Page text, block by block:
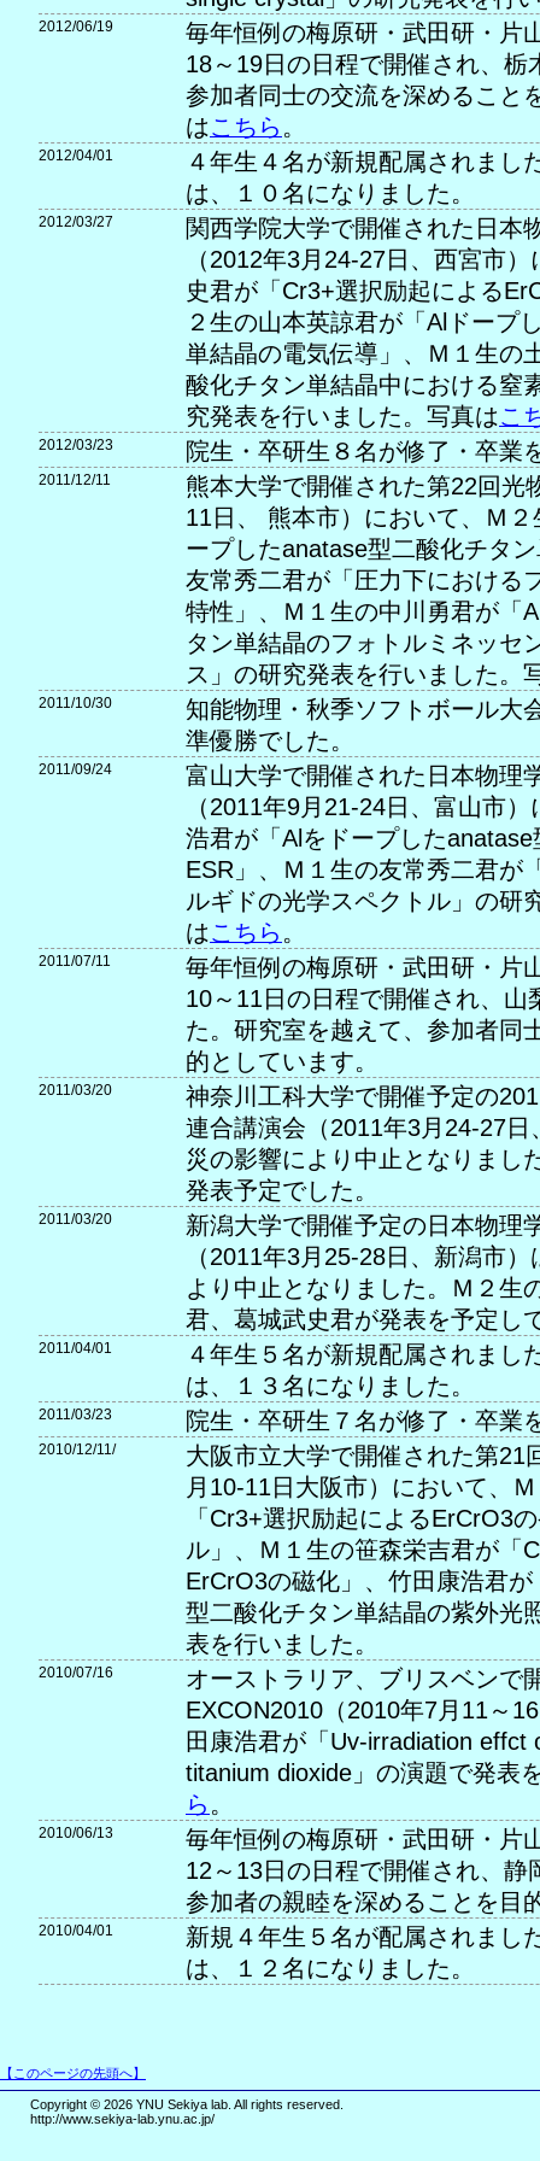
2012/06/19
毎年恒例の梅原研・武田研・片
18～19日の日程で開催され、
参加者同士の交流を深めること
はこちら 。
2012/04/01
４年生４名が新規配属されまし
は、１０名になりました。
2012/03/27
関西学院大学で開催された日本
（2012年3月24-27日、西宮市
史君が「Cr3+選択励起による
２生の山本英諒君が「Alドープ
単結晶の電気伝導」、Ｍ１生の
酸化チタン単結晶中における窒
究発表を行いました。写真はこ
2012/03/23 院生・卒研生８名が修了・卒業
2011/12/11
熊本大学で開催された第22回光
11日、 熊本市）において、Ｍ
ープしたanatase型二酸化チタ
友常秀二君が「圧力下における
特性」、Ｍ１生の中川勇君が「
タン単結晶のフォトルミネッセ
ス」の研究発表を行いました。
2011/10/30
知能物理・秋季ソフトボール大
準優勝でした。
2011/09/24
富山大学で開催された日本物理
（2011年9月21-24日、富山市
浩君が「Alをドープした
ESR」、Ｍ１生の友常秀二君が
ルギドの光学スペクトル」の研
はこちら 。
2011/07/11
毎年恒例の梅原研・武田研・片
10～11日の日程で開催され、山
た。研究室を越えて、参加者同
的としています。
2011/03/20
神奈川工科大学で開催予定の
連合講演会（2011年3月24-27
災の影響により中止となりまし
発表予定でした。
2011/03/20
新潟大学で開催予定の日本物理
（2011年3月25-28日、新潟市
より中止となりました。Ｍ２生
君、葛城武史君が発表を予定し
2011/04/01
４年生５名が新規配属されまし
は、１３名になりました。
2011/03/23 院生・卒研生７名が修了・卒業
2010/12/11/
大阪市立大学で開催された第21
月10-11日大阪市）において、
「Cr3+選択励起によるErCrO3
ル」、Ｍ１生の笹森栄吉君が「
ErCrO3の磁化」、竹田康浩君
型二酸化チタン単結晶の紫外光
表を行いました。
2010/07/16
オーストラリア、ブリスベンで
EXCON2010（2010年7月11～
田康浩君が「Uv-irradiation effct
titanium dioxide」の演題で発表
ら 。
2010/06/13
毎年恒例の梅原研・武田研・片
12～13日の日程で開催され、
参加者の親睦を深めることを目
2010/04/01
新規４年生５名が配属されまし
は、１２名になりました。
【このページの先頭へ】
Copyright © 2026 YNU Sekiya lab. All rights reserved.
http://www.sekiya-lab.ynu.ac.jp/